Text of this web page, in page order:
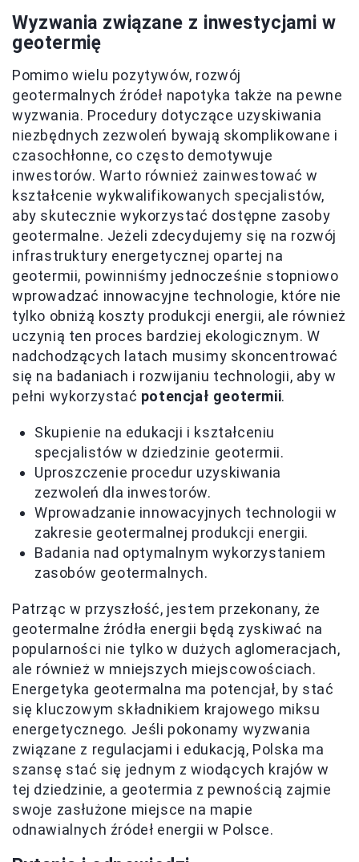
Wyzwania związane z inwestycjami w
geotermię
Pomimo wielu pozytywów, rozwój
geotermalnych źródeł napotyka także na pewne
wyzwania. Procedury dotyczące uzyskiwania
niezbędnych zezwoleń bywają skomplikowane i
czasochłonne, co często demotywuje
inwestorów. Warto również zainwestować w
kształcenie wykwalifikowanych specjalistów,
aby skutecznie wykorzystać dostępne zasoby
geotermalne. Jeżeli zdecydujemy się na rozwój
infrastruktury energetycznej opartej na
geotermii, powinniśmy jednocześnie stopniowo
wprowadzać innowacyjne technologie, które nie
tylko obniżą koszty produkcji energii, ale również
uczynią ten proces bardziej ekologicznym. W
nadchodzących latach musimy skoncentrować
się na badaniach i rozwijaniu technologii, aby w
pełni wykorzystać potencjał geotermii.
Skupienie na edukacji i kształceniu
specjalistów w dziedzinie geotermii.
Uproszczenie procedur uzyskiwania
zezwoleń dla inwestorów.
Wprowadzanie innowacyjnych technologii w
zakresie geotermalnej produkcji energii.
Badania nad optymalnym wykorzystaniem
zasobów geotermalnych.
Patrząc w przyszłość, jestem przekonany, że
geotermalne źródła energii będą zyskiwać na
popularności nie tylko w dużych aglomeracjach,
ale również w mniejszych miejscowościach.
Energetyka geotermalna ma potencjał, by stać
się kluczowym składnikiem krajowego miksu
energetycznego. Jeśli pokonamy wyzwania
związane z regulacjami i edukacją, Polska ma
szansę stać się jednym z wiodących krajów w
tej dziedzinie, a geotermia z pewnością zajmie
swoje zasłużone miejsce na mapie
odnawialnych źródeł energii w Polsce.